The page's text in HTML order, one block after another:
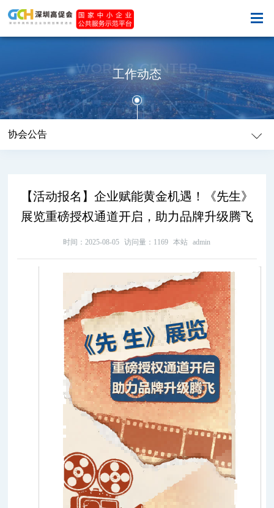
WORK & CENTER
工作动态
协会公告
【活动报名】企业赋能黄金机遇！《先生》
展览重磅授权通道开启，助力品牌升级腾飞
时间：2025-08-05 访问量：1169 本站 admin